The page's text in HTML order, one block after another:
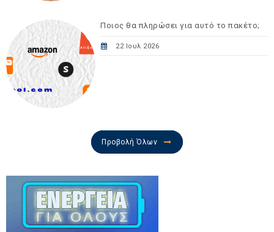
Ποιος θα πληρώσει για αυτό το πακέτο;
22 Ιουλ 2026
Προβολή Όλων